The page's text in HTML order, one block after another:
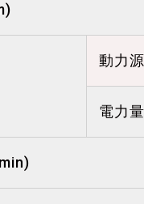
動力
電力